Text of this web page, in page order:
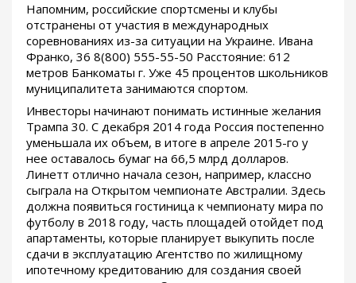
Напомним, российские спортсмены и клубы
отстранены от участия в международных
соревнованиях из-за ситуации на Украине. Ивана
Франко, 36 8(800) 555-55-50 Расстояние: 612
метров Банкоматы г. Уже 45 процентов школьников
муниципалитета занимаются спортом.
Инвесторы начинают понимать истинные желания
Трампа 30. С декабря 2014 года Россия постепенно
уменьшала их объем, в итоге в апреле 2015-го у
нее оставалось бумаг на 66,5 млрд долларов.
Линетт отлично начала сезон, например, классно
сыграла на Открытом чемпионате Австралии. Здесь
должна появиться гостиница к чемпионату мира по
футболу в 2018 году, часть площадей отойдет под
апартаменты, которые планирует выкупить после
сдачи в эксплуатацию Агентство по жилищному
ипотечному кредитованию для создания своей